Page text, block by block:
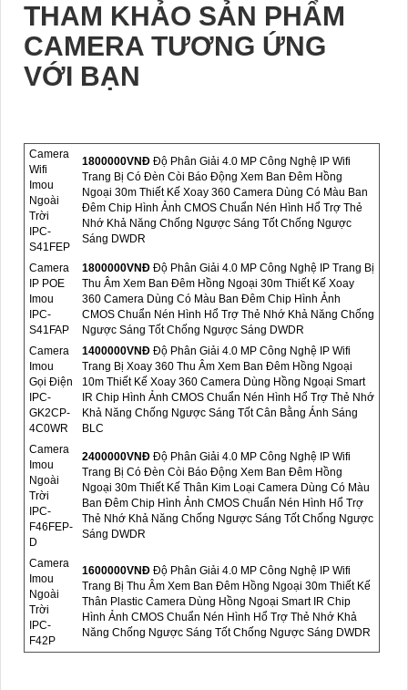
THAM KHẢO SẢN PHẨM
CAMERA TƯƠNG ỨNG
VỚI BẠN
Camera
Wifi
Imou
Ngoài
Trời
IPC-
S41FEP
1800000VNÐ Độ Phân Giải 4.0 MP Công Nghệ IP Wifi
Trang Bị Có Đèn Còi Báo Động Xem Ban Đêm Hồng
Ngoại 30m Thiết Kế Xoay 360 Camera Dùng Có Màu Ban
Đêm Chip Hình Ảnh CMOS Chuẩn Nén Hình Hổ Trợ Thẻ
Nhớ Khả Năng Chống Ngược Sáng Tốt Chống Ngược
Sáng DWDR
Camera
IP POE
Imou
IPC-
S41FAP
1800000VNÐ Độ Phân Giải 4.0 MP Công Nghệ IP Trang Bị
Thu Âm Xem Ban Đêm Hồng Ngoại 30m Thiết Kế Xoay
360 Camera Dùng Có Màu Ban Đêm Chip Hình Ảnh
CMOS Chuẩn Nén Hình Hổ Trợ Thẻ Nhớ Khả Năng Chống
Ngược Sáng Tốt Chống Ngược Sáng DWDR
Camera
Imou
Gọi Điện
IPC-
GK2CP-
4C0WR
1400000VNÐ Độ Phân Giải 4.0 MP Công Nghệ IP Wifi
Trang Bị Xoay 360 Thu Âm Xem Ban Đêm Hồng Ngoại
10m Thiết Kế Xoay 360 Camera Dùng Hồng Ngoại Smart
IR Chip Hình Ảnh CMOS Chuẩn Nén Hình Hổ Trợ Thẻ Nhớ
Khả Năng Chống Ngược Sáng Tốt Cân Bằng Ánh Sáng
BLC
Camera
Imou
Ngoài
Trời
IPC-
F46FEP-
D
2400000VNÐ Độ Phân Giải 4.0 MP Công Nghệ IP Wifi
Trang Bị Có Đèn Còi Báo Động Xem Ban Đêm Hồng
Ngoại 30m Thiết Kế Thân Kim Loại Camera Dùng Có Màu
Ban Đêm Chip Hình Ảnh CMOS Chuẩn Nén Hình Hổ Trợ
Thẻ Nhớ Khả Năng Chống Ngược Sáng Tốt Chống Ngược
Sáng DWDR
Camera
Imou
Ngoài
Trời
IPC-
F42P
1600000VNÐ Độ Phân Giải 4.0 MP Công Nghệ IP Wifi
Trang Bị Thu Âm Xem Ban Đêm Hồng Ngoại 30m Thiết Kế
Thân Plastic Camera Dùng Hồng Ngoại Smart IR Chip
Hình Ảnh CMOS Chuẩn Nén Hình Hổ Trợ Thẻ Nhớ Khả
Năng Chống Ngược Sáng Tốt Chống Ngược Sáng DWDR